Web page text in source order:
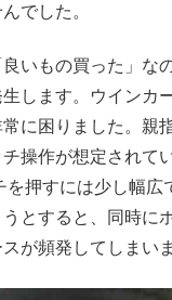
でした。
いもの買った」な
します。ウインカ
に困りました。親
操作が想定されて
を押すには少し幅広
とすると、同時に
が頻発してしまい